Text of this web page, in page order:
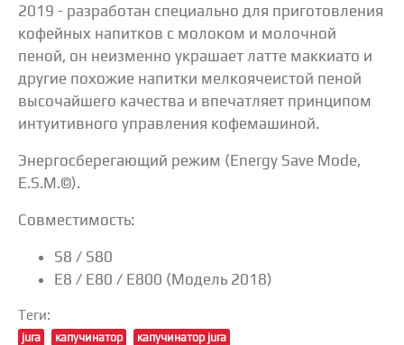
2019 - разработан специально для приготовления
кофейных напитков с молоком и молочной
пеной, он неизменно украшает латте маккиато и
другие похожие напитки мелкоячеистой пеной
высочайшего качества и впечатляет принципом
интуитивного управления кофемашиной.
Энергосберегающий режим (Energy Save Mode,
E.S.M.©).
Совместимость:
S8 / S80
E8 / E80 / E800 (Модель 2018)
Теги:
jura капучинатор капучинатор jura